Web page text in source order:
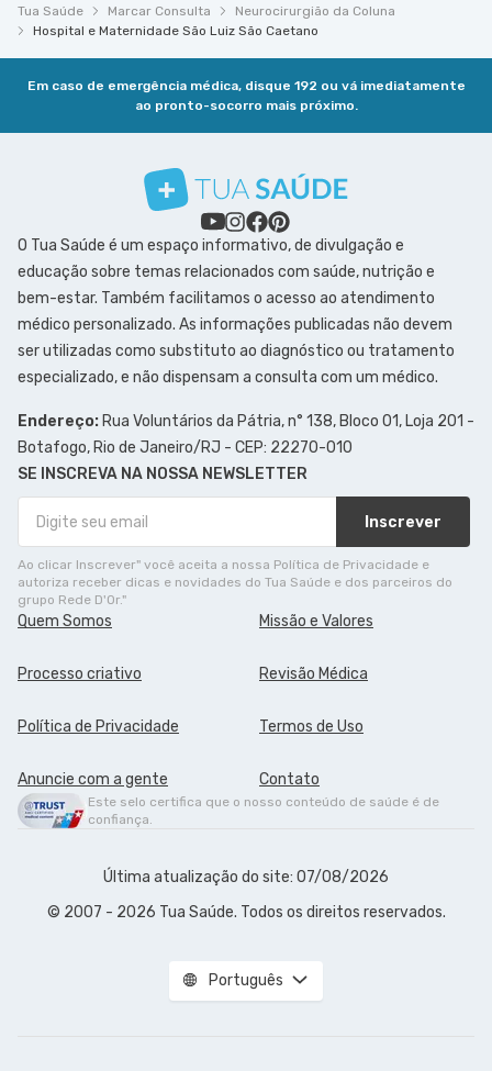
Tua Saúde Marcar Consulta
Neurocirurgião da Coluna
Hospital e Maternidade São Luiz São Caetano
Em caso de emergência médica, disque 192 ou vá imediatamente
ao pronto-socorro mais próximo.
O Tua Saúde é um espaço informativo, de divulgação e
educação sobre temas relacionados com saúde, nutrição e
bem-estar. Também facilitamos o acesso ao atendimento
médico personalizado. As informações publicadas não devem
ser utilizadas como substituto ao diagnóstico ou tratamento
especializado, e não dispensam a consulta com um médico.
Endereço: Rua Voluntários da Pátria, n° 138, Bloco 01, Loja 201 -
Botafogo, Rio de Janeiro/RJ - CEP: 22270-010
SE INSCREVA NA NOSSA NEWSLETTER
Inscrever
Ao clicar Inscrever" você aceita a nossa Política de Privacidade e
autoriza receber dicas e novidades do Tua Saúde e dos parceiros do
grupo Rede D'Or."
Quem Somos Missão e Valores
Processo criativo Revisão Médica
Política de Privacidade Termos de Uso
Anuncie com a gente Contato
Este selo certifica que o nosso conteúdo de saúde é de
confiança.
Última atualização do site: 07/08/2026
© 2007 - 2026 Tua Saúde. Todos os direitos reservados.
Português